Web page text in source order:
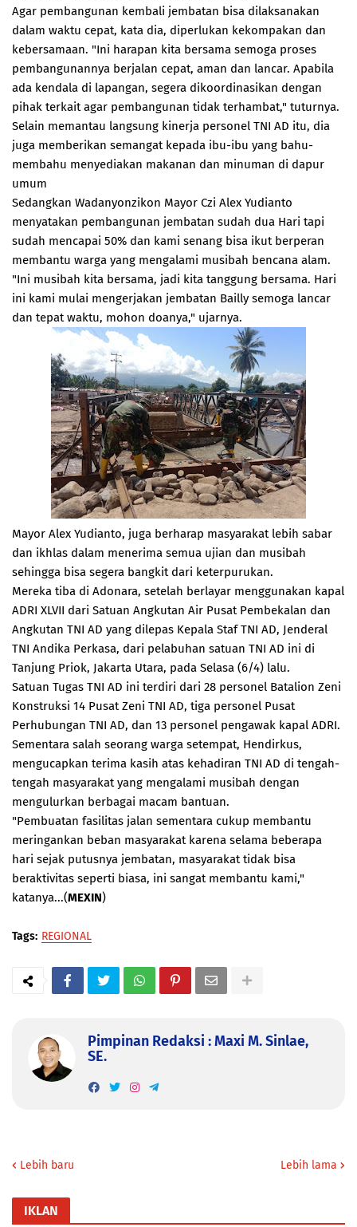
Agar pembangunan kembali jembatan bisa dilaksanakan
dalam waktu cepat, kata dia, diperlukan kekompakan dan
kebersamaan. "Ini harapan kita bersama semoga proses
pembangunannya berjalan cepat, aman dan lancar. Apabila
ada kendala di lapangan, segera dikoordinasikan dengan
pihak terkait agar pembangunan tidak terhambat," tuturnya.
Selain memantau langsung kinerja personel TNI AD itu, dia
juga memberikan semangat kepada ibu-ibu yang bahu-
membahu menyediakan makanan dan minuman di dapur
umum
Sedangkan Wadanyonzikon Mayor Czi Alex Yudianto
menyatakan pembangunan jembatan sudah dua Hari tapi
sudah mencapai 50% dan kami senang bisa ikut berperan
membantu warga yang mengalami musibah bencana alam.
"Ini musibah kita bersama, jadi kita tanggung bersama. Hari
ini kami mulai mengerjakan jembatan Bailly semoga lancar
dan tepat waktu, mohon doanya," ujarnya.
Mayor Alex Yudianto, juga berharap masyarakat lebih sabar
dan ikhlas dalam menerima semua ujian dan musibah
sehingga bisa segera bangkit dari keterpurukan.
Mereka tiba di Adonara, setelah berlayar menggunakan kapal
ADRI XLVII dari Satuan Angkutan Air Pusat Pembekalan dan
Angkutan TNI AD yang dilepas Kepala Staf TNI AD, Jenderal
TNI Andika Perkasa, dari pelabuhan satuan TNI AD ini di
Tanjung Priok, Jakarta Utara, pada Selasa (6/4) lalu.
Satuan Tugas TNI AD ini terdiri dari 28 personel Batalion Zeni
Konstruksi 14 Pusat Zeni TNI AD, tiga personel Pusat
Perhubungan TNI AD, dan 13 personel pengawak kapal ADRI.
Sementara salah seorang warga setempat, Hendirkus,
mengucapkan terima kasih atas kehadiran TNI AD di tengah-
tengah masyarakat yang mengalami musibah dengan
mengulurkan berbagai macam bantuan.
"Pembuatan fasilitas jalan sementara cukup membantu
meringankan beban masyarakat karena selama beberapa
hari sejak putusnya jembatan, masyarakat tidak bisa
beraktivitas seperti biasa, ini sangat membantu kami,"
katanya...(MEXIN)
Tags: REGIONAL
Pimpinan Redaksi : Maxi M. Sinlae,
SE.
Lebih baru Lebih lama
IKLAN